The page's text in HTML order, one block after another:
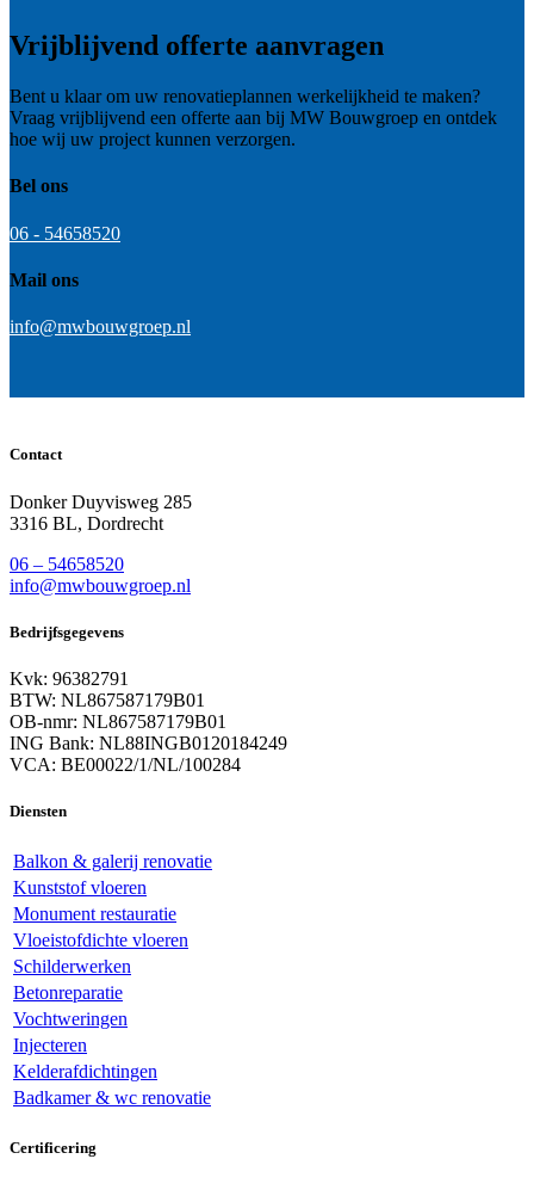
Vrijblijvend offerte aanvragen
Bent u klaar om uw renovatieplannen werkelijkheid te maken?
Vraag vrijblijvend een offerte aan bij MW Bouwgroep en ontdek
hoe wij uw project kunnen verzorgen.
Bel ons
06 - 54658520
Mail ons
info@mwbouwgroep.nl
Contact
Donker Duyvisweg 285
3316 BL, Dordrecht
06 – 54658520
info@mwbouwgroep.nl
Bedrijfsgegevens
Kvk: 96382791
BTW: NL867587179B01
OB-nmr: NL867587179B01
ING Bank: NL88INGB0120184249
VCA: BE00022/1/NL/100284
Diensten
Balkon & galerij renovatie
Kunststof vloeren
Monument restauratie
Vloeistofdichte vloeren
Schilderwerken
Betonreparatie
Vochtweringen
Injecteren
Kelderafdichtingen
Badkamer & wc renovatie
Certificering